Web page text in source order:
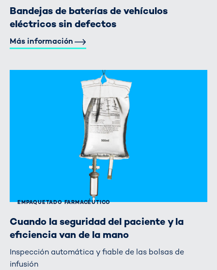
Bandejas de baterías de vehículos
eléctricos sin defectos
Más información
EMPAQUETADO FARMACÉUTICO
Cuando la seguridad del paciente y la
eficiencia van de la mano
Inspección automática y fiable de las bolsas de
infusión